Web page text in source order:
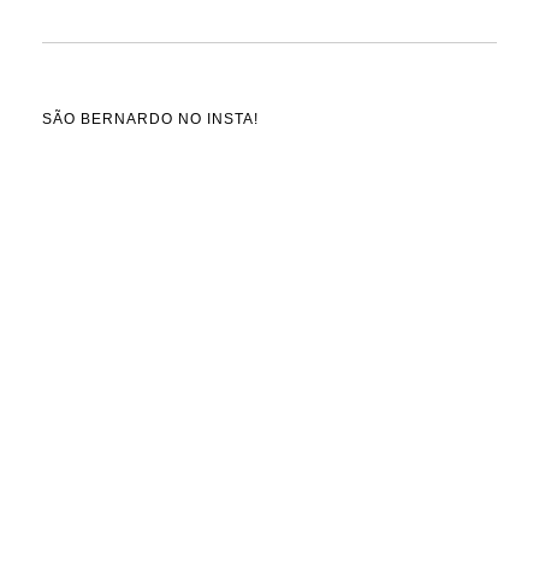
SÃO BERNARDO NO INSTA!